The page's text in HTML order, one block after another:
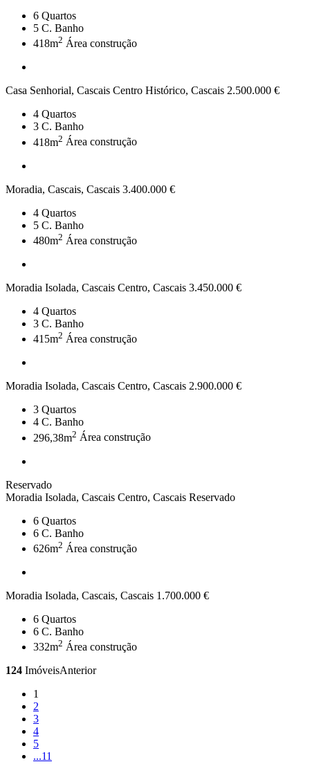
6 Quartos
5 C. Banho
418m2 Área construção
Casa Senhorial, Cascais Centro Histórico, Cascais 2.500.000 €
4 Quartos
3 C. Banho
418m2 Área construção
Moradia, Cascais, Cascais 3.400.000 €
4 Quartos
5 C. Banho
480m2 Área construção
Moradia Isolada, Cascais Centro, Cascais 3.450.000 €
4 Quartos
3 C. Banho
415m2 Área construção
Moradia Isolada, Cascais Centro, Cascais 2.900.000 €
3 Quartos
4 C. Banho
296,38m2 Área construção
Reservado
Moradia Isolada, Cascais Centro, Cascais Reservado
6 Quartos
6 C. Banho
626m2 Área construção
Moradia Isolada, Cascais, Cascais 1.700.000 €
6 Quartos
6 C. Banho
332m2 Área construção
124 ImóveisAnterior
1
2
3
4
5
...11